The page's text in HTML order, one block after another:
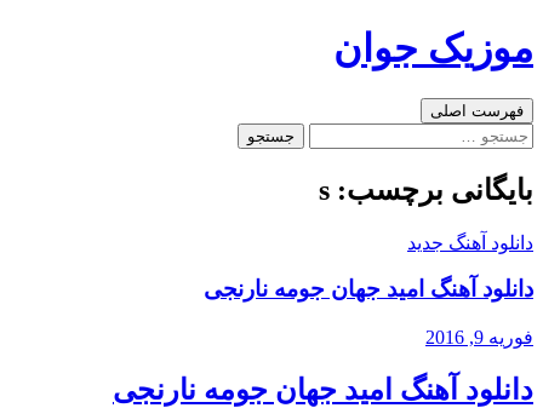
به
موزیک جوان
جست‌وجو
فهرست اصلی
جستجو
بایگانی برچسب: s
دانلود آهنگ جدید
دانلود آهنگ امید جهان جومه نارنجی
فوریه 9, 2016
دانلود آهنگ امید جهان جومه نارنجی